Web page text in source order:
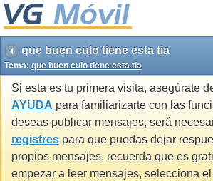
que buen culo tiene esta tia
Tema: que buen culo tiene esta tia
Si esta es tu primera visita, asegúrate
AYUDA para familiarizarte con las
deseas publicar mensajes, será
registres para que puedas dejar
propios mensajes, recuerda que es
empezar a leer mensajes, selecciona